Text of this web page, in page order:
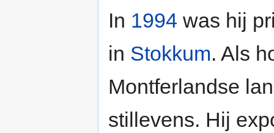
In 1994 was hij
in Stokkum. Als
Montferlandse
stillevens. Hij